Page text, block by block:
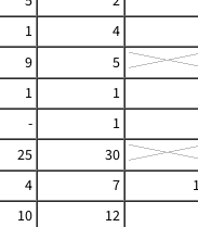
1
4
9
5
1
1
-
1
25
30
4 7
10
12